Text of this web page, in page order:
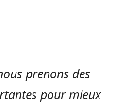
prenons des
pour mieux